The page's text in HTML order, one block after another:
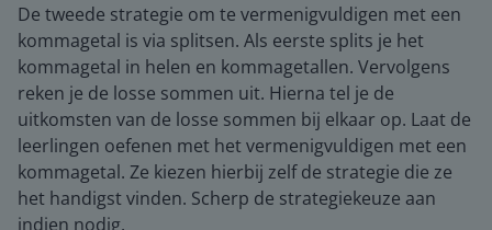
De tweede strategie om te vermenigvuldigen met een
kommagetal is via splitsen. Als eerste splits je het
kommagetal in helen en kommagetallen. Vervolgens
reken je de losse sommen uit. Hierna tel je de
uitkomsten van de losse sommen bij elkaar op. Laat de
leerlingen oefenen met het vermenigvuldigen met een
kommagetal. Ze kiezen hierbij zelf de strategie die ze
het handigst vinden. Scherp de strategiekeuze aan
indien nodig.